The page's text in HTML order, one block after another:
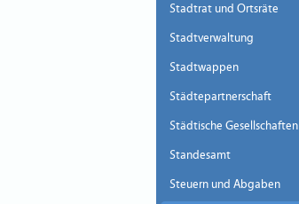
Stadtrat und Ortsräte
Stadtverwaltung
Stadtwappen
Städtepartnerschaft
Städtische Gesellschaften
Standesamt
Steuern und Abgaben